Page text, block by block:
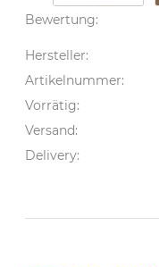
Bewertung:
Hersteller:
Artikelnummer:
Vorrätig:
Versand:
Delivery:
The price does